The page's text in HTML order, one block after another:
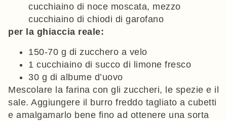
cucchiaino di noce moscata, mezzo
cucchiaino di chiodi di garofano
per la ghiaccia reale:
150-70 g di zucchero a velo
1 cucchiaino di succo di limone fresco
30 g di albume d’uovo
Mescolare la farina con gli zuccheri, le spezie e il
sale. Aggiungere il burro freddo tagliato a cubetti
e amalgamarlo bene fino ad ottenere una sorta